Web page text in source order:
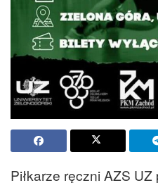
Piłkarze ręczni AZS